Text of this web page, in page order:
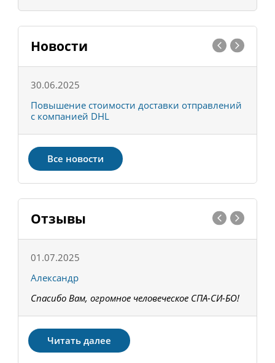
Новости
30.06.2025
Повышение стоимости доставки отправлений
с компанией DHL
Все новости
Отзывы
01.07.2025
Александр
Спасибо Вам, огромное человеческое СПА-СИ-БО!
Читать далее